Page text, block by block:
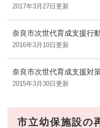
2017年3月27日更新
奈良市次世代育成支援行
2016年3月10日更新
奈良市次世代育成支援対
2015年3月30日更新
市立幼保施設の